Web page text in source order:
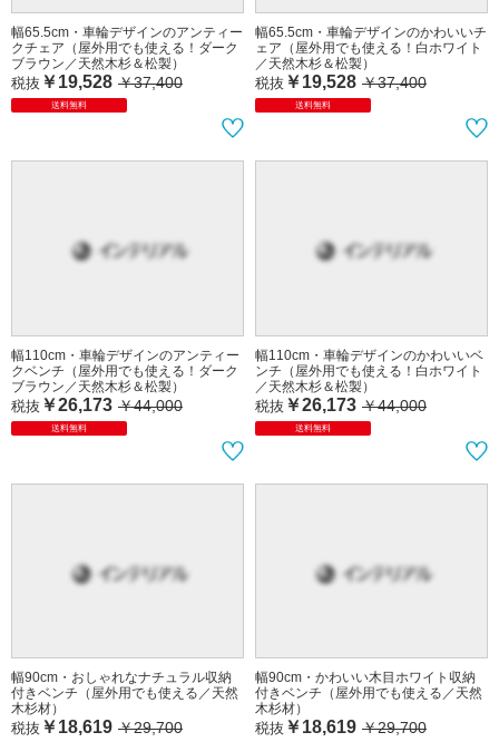
幅65.5cm・車輪デザインのアンティー
クチェア（屋外用でも使える！ダーク
ブラウン／天然木杉＆松製）
税抜 ￥19,528 ￥37,400
送料無料
幅65.5cm・車輪デザインのかわいいチ
ェア（屋外用でも使える！白ホワイト
／天然木杉＆松製）
税抜 ￥19,528 ￥37,400
送料無料
幅110cm・車輪デザインのアンティー
クベンチ（屋外用でも使える！ダーク
ブラウン／天然木杉＆松製）
税抜 ￥26,173 ￥44,000
送料無料
幅110cm・車輪デザインのかわいいベ
ンチ（屋外用でも使える！白ホワイト
／天然木杉＆松製）
税抜 ￥26,173 ￥44,000
送料無料
幅90cm・おしゃれなナチュラル収納
付きベンチ（屋外用でも使える／天然
木杉材）
税抜 ￥18,619 ￥29,700
幅90cm・かわいい木目ホワイト収納
付きベンチ（屋外用でも使える／天然
木杉材）
税抜 ￥18,619 ￥29,700